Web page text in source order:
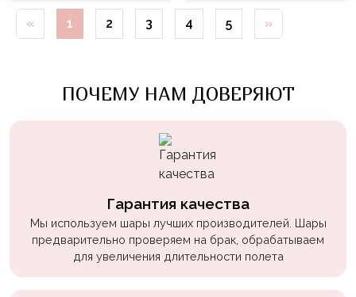
« 1 2 3 4 5 »
ПОЧЕМУ НАМ ДОВЕРЯЮТ
Гарантия качества
Мы используем шары лучших производителей. Шары
предварительно проверяем на брак, обрабатываем
для увеличения длительности полета
Трансформеры
Супергерои